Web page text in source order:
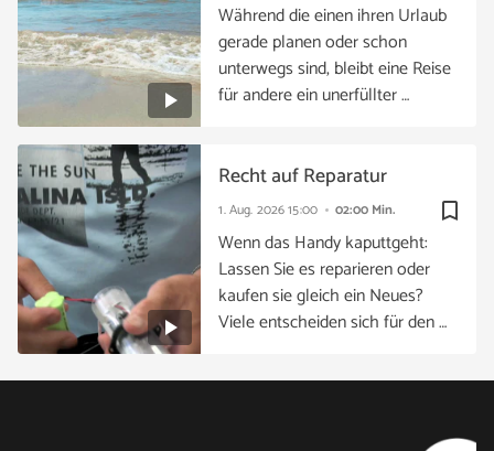
Während die einen ihren Urlaub
gerade planen oder schon
unterwegs sind, bleibt eine Reise
für andere ein unerfüllter …
bookmark_border
1. Aug. 202615:00 02:00 Min.
Recht auf Reparatur
Wenn das Handy kaputtgeht:
Lassen Sie es reparieren oder
kaufen sie gleich ein Neues?
Viele entscheiden sich für den …